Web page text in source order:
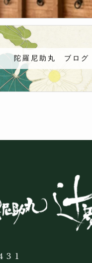
陀羅尼助丸 ブログ
３１